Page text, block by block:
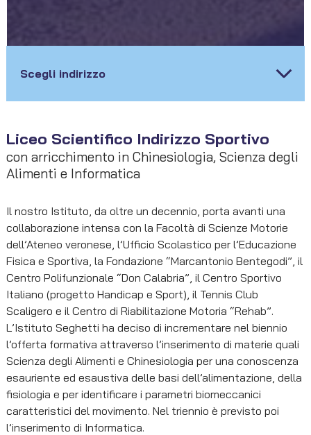
Scegli indirizzo
Liceo delle Scienze Umane opzione
Liceo delle Scienze Umane opzione
Economico Sociale – Scienze Motorie
Istituto Tecnico settore Economico
Liceo Scientifico Indirizzo Sportivo
con arricchimento in Chinesiologia, Scienza degli
Alimenti e Informatica
Il nostro Istituto, da oltre un decennio, porta avanti una
collaborazione intensa con la Facoltà di Scienze Motorie
dell’Ateneo veronese, l’Ufficio Scolastico per l’Educazione
Fisica e Sportiva, la Fondazione “Marcantonio Bentegodi”, il
Centro Polifunzionale “Don Calabria”, il Centro Sportivo
Italiano (progetto Handicap e Sport), il Tennis Club
Scaligero e il Centro di Riabilitazione Motoria “Rehab”.
L’Istituto Seghetti ha deciso di incrementare nel biennio
l’offerta formativa attraverso l’inserimento di materie quali
Scienza degli Alimenti e Chinesiologia per una conoscenza
esauriente ed esaustiva delle basi dell’alimentazione, della
fisiologia e per identificare i parametri biomeccanici
caratteristici del movimento. Nel triennio è previsto poi
l’inserimento di Informatica.